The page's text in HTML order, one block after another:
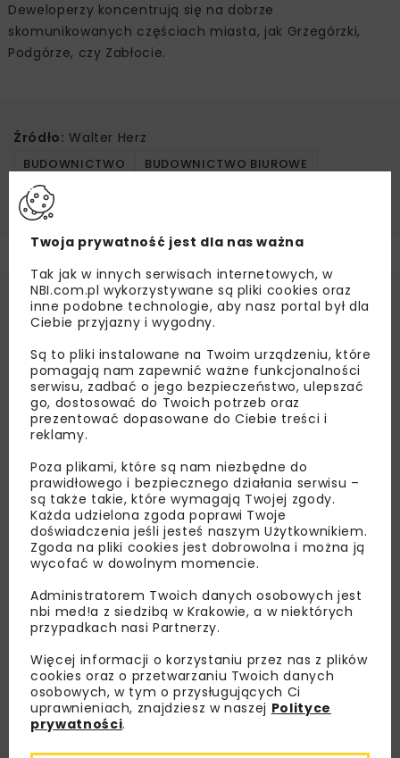
Deweloperzy koncentrują się na dobrze
skomunikowanych częściach miasta, jak Grzegórzki,
Podgórze, czy Zabłocie.
Źródło: Walter Herz
BUDOWNICTWO
BUDOWNICTWO BIUROWE
WALTER HERZ
Lubisz wiedzieć więcej?
Zapisz się do newslettera aby otrzymywać od
nas najlepsze informacje branżowe,
zaproszenia na wydarzenia, atrakcyjne oferty i
Twoja prywatność jest dla nas ważna
Tak jak w innych serwisach internetowych, w
NBI.com.pl wykorzystywane są pliki cookies oraz
inne podobne technologie, aby nasz portal był dla
Ciebie przyjazny i wygodny.
Są to pliki instalowane na Twoim urządzeniu, które
pomagają nam zapewnić ważne funkcjonalności
serwisu, zadbać o jego bezpieczeństwo, ulepszać
go, dostosować do Twoich potrzeb oraz
prezentować dopasowane do Ciebie treści i
reklamy.
Poza plikami, które są nam niezbędne do
prawidłowego i bezpiecznego działania serwisu –
są także takie, które wymagają Twojej zgody.
Każda udzielona zgoda poprawi Twoje
doświadczenia jeśli jesteś naszym Użytkownikiem.
Zgoda na pliki cookies jest dobrowolna i można ją
wycofać w dowolnym momencie.
Administratorem Twoich danych osobowych jest
nbi med!a z siedzibą w Krakowie, a w niektórych
przypadkach nasi Partnerzy.
Więcej informacji o korzystaniu przez nas z plików
cookies oraz o przetwarzaniu Twoich danych
osobowych, w tym o przysługujących Ci
uprawnieniach, znajdziesz w naszej Polityce
prywatności.